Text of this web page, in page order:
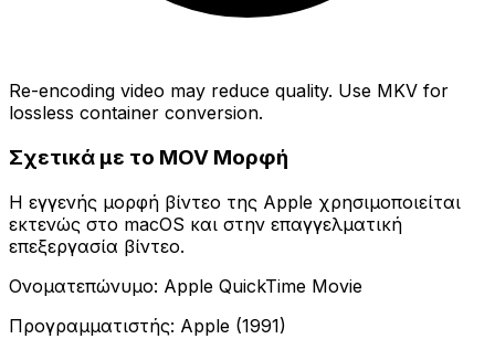
Re-encoding video may reduce quality. Use MKV for
lossless container conversion.
Σχετικά με το MOV Μορφή
Η εγγενής μορφή βίντεο της Apple χρησιμοποιείται
εκτενώς στο macOS και στην επαγγελματική
επεξεργασία βίντεο.
Ονοματεπώνυμο: Apple QuickTime Movie
Προγραμματιστής: Apple (1991)